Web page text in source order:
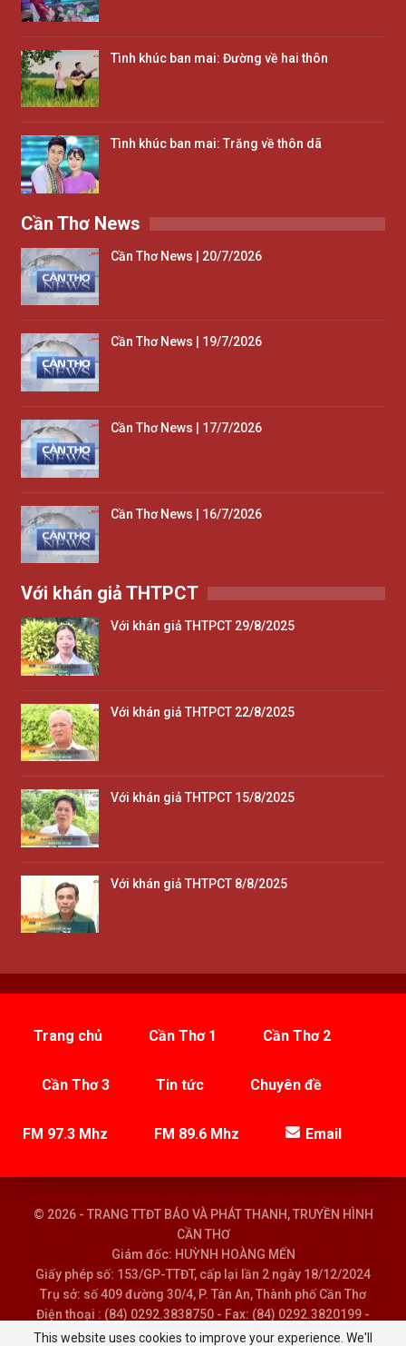
Tình khúc ban mai: Đường về hai thôn
Tình khúc ban mai: Trăng về thôn dã
Cần Thơ News
Cần Thơ News | 20/7/2026
Cần Thơ News | 19/7/2026
Cần Thơ News | 17/7/2026
Cần Thơ News | 16/7/2026
Với khán giả THTPCT
Với khán giả THTPCT 29/8/2025
Với khán giả THTPCT 22/8/2025
Với khán giả THTPCT 15/8/2025
Với khán giả THTPCT 8/8/2025
Trang chủ Cần Thơ 1 Cần Thơ 2
Cần Thơ 3 Tin tức Chuyên đề
FM 97.3 Mhz FM 89.6 Mhz Email
© 2026 - TRANG TTĐT BÁO VÀ PHÁT THANH, TRUYỀN HÌNH
CẦN THƠ
Giám đốc: HUỲNH HOÀNG MẾN
Giấy phép số: 153/GP-TTĐT, cấp lại lần 2 ngày 18/12/2024
Trụ sở: số 409 đường 30/4, P. Tân An, Thành phố Cần Thơ
Điện thoại : (84) 0292.3838750 - Fax: (84) 0292.3820199 -
Email : baoptth@cantho.gov.vn
This website uses cookies to improve your experience. We'll